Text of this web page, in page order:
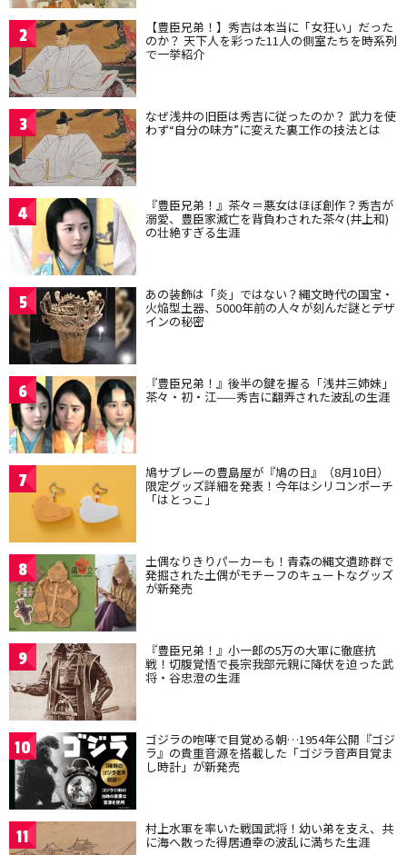
2 【豊臣兄弟！】秀吉は本当に「女狂い」だった
のか？ 天下人を彩った11人の側室たちを時系列
で一挙紹介
3 なぜ浅井の旧臣は秀吉に従ったのか？ 武力を使
わず“自分の味方”に変えた裏工作の技法とは
4 『豊臣兄弟！』茶々＝悪女はほぼ創作？秀吉が
溺愛、豊臣家滅亡を背負わされた茶々(井上和)
の壮絶すぎる生涯
5 あの装飾は「炎」ではない？縄文時代の国宝・
火焔型土器、5000年前の人々が刻んだ謎とデザ
インの秘密
6 『豊臣兄弟！』後半の鍵を握る「浅井三姉妹」
茶々・初・江——秀吉に翻弄された波乱の生涯
7 鳩サブレーの豊島屋が『鳩の日』（8月10日）
限定グッズ詳細を発表！今年はシリコンポーチ
「はとっこ」
8 土偶なりきりパーカーも！青森の縄文遺跡群で
発掘された土偶がモチーフのキュートなグッズ
が新発売
9 『豊臣兄弟！』小一郎の5万の大軍に徹底抗
戦！切腹覚悟で長宗我部元親に降伏を迫った武
将・谷忠澄の生涯
10 ゴジラの咆哮で目覚める朝…1954年公開『ゴジ
ラ』の貴重音源を搭載した「ゴジラ音声目覚ま
し時計」が新発売
11 村上水軍を率いた戦国武将！幼い弟を支え、共
に海へ散った得居通幸の波乱に満ちた生涯